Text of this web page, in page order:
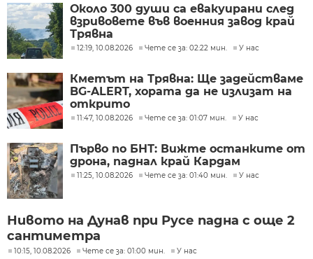
Около 300 души са евакуирани след
взривовете във военния завод край
Трявна
12:19, 10.08.2026 Чете се за: 02:22 мин. У нас
Кметът на Трявна: Ще задействаме
BG-ALERT, хората да не излизат на
открито
11:47, 10.08.2026 Чете се за: 01:07 мин. У нас
Първо по БНТ: Вижте останките от
дрона, паднал край Кардам
11:25, 10.08.2026 Чете се за: 01:40 мин. У нас
Нивото на Дунав при Русе падна с още 2
сантиметра
10:15, 10.08.2026 Чете се за: 01:00 мин. У нас